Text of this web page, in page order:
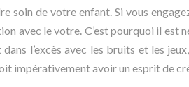
soin de votre enfant. Si vous
avec le votre. C’est pourquoi il
l’excès avec les bruits et les
impérativement avoir un esprit de